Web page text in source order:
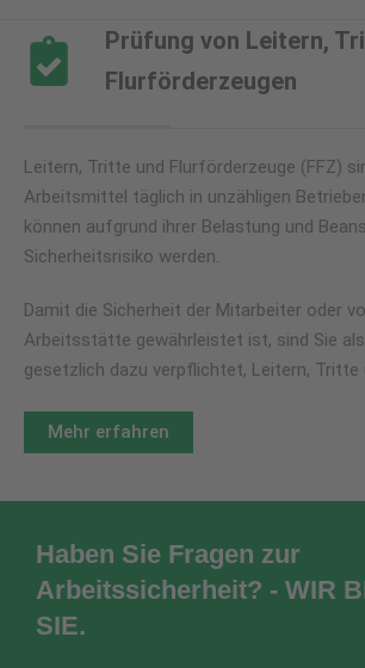
Prüfung von Leitern,
Flurförderzeugen
Leitern, Tritte und Flurförderzeuge (FFZ)
Arbeitsmittel täglich in unzähligen
können aufgrund ihrer Belastung und
Sicherheitsrisiko werden.
Damit die Sicherheit der Mitarbeiter oder
Arbeitsstätte gewährleistet ist, sind Sie
gesetzlich dazu verpflichtet, Leitern, Tritte
Mehr erfahren
Haben Sie Fragen zur
Arbeitssicherheit? - WIR
SIE.